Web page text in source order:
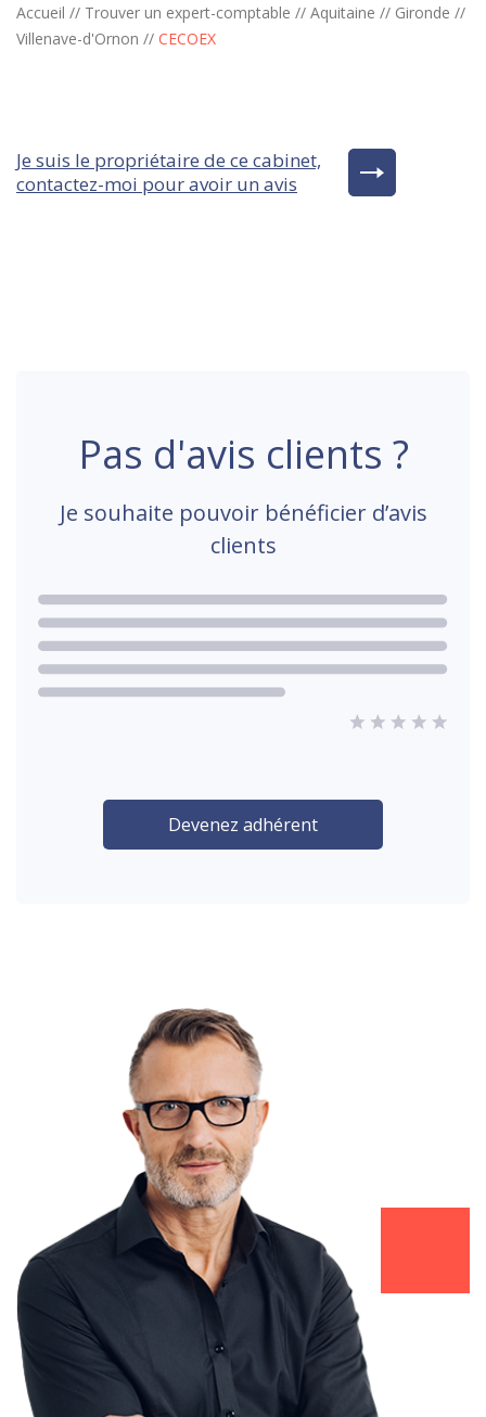
Accueil // Trouver un expert-comptable // Aquitaine // Gironde //
Villenave-d'Ornon // CECOEX
Je suis le propriétaire de ce cabinet,
contactez-moi pour avoir un avis
Pas d'avis clients ?
Je souhaite pouvoir bénéficier d’avis
clients
Devenez adhérent